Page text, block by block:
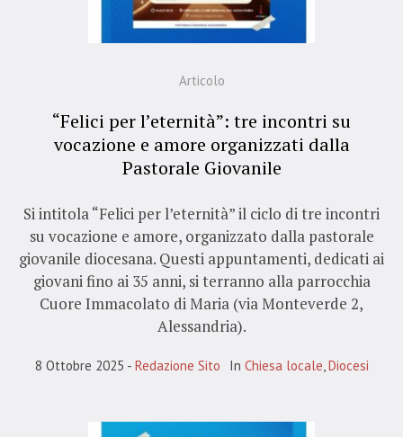
Articolo
“Felici per l’eternità”: tre incontri su
vocazione e amore organizzati dalla
Pastorale Giovanile
Si intitola “Felici per l’eternità” il ciclo di tre incontri
su vocazione e amore, organizzato dalla pastorale
giovanile diocesana. Questi appuntamenti, dedicati ai
giovani fino ai 35 anni, si terranno alla parrocchia
Cuore Immacolato di Maria (via Monteverde 2,
Alessandria).
8 Ottobre 2025 Redazione Sito In Chiesa locale Diocesi